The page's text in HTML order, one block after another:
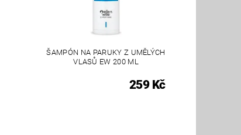
ŠAMPÓN NA PARUKY Z UMĚLÝCH
VLASŮ EW 200 ML
259 Kč